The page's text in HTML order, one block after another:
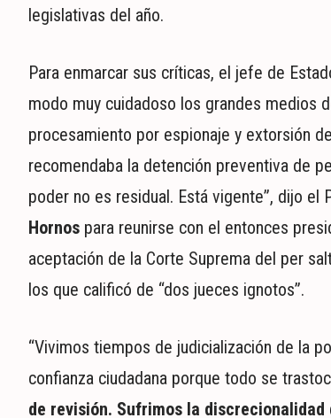
SALUD
legislativas del año.
Para enmarcar sus críticas, el jefe de
modo muy cuidadoso los grandes medios
procesamiento por espionaje y extorsión
recomendaba la detención preventiva de
poder no es residual. Está vigente”, dijo el
Hornospara reunirse con el entonces
aceptación de la Corte Suprema del per
los que calificó de “dos jueces ignotos”.
“Vivimos tiempos de judicialización de la
confianza ciudadana porque todo se
de revisión. Sufrimos la